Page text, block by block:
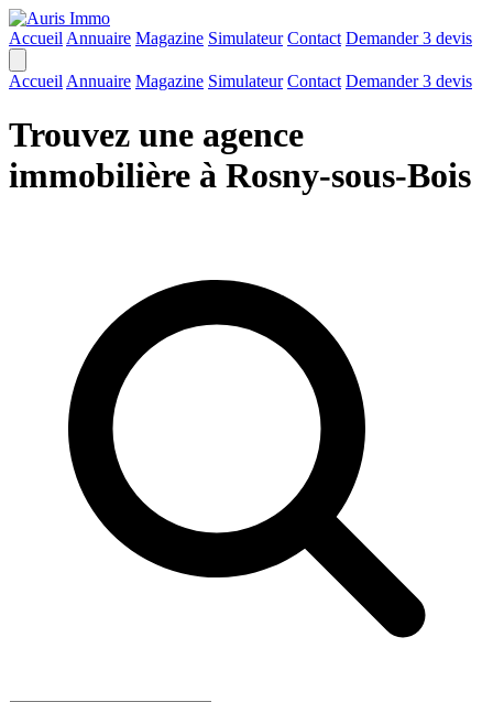
Accueil Annuaire Magazine Simulateur Contact Demander 3 devis
Accueil Annuaire Magazine Simulateur Contact Demander 3 devis
Trouvez une agence
immobilière à Rosny-sous-Bois